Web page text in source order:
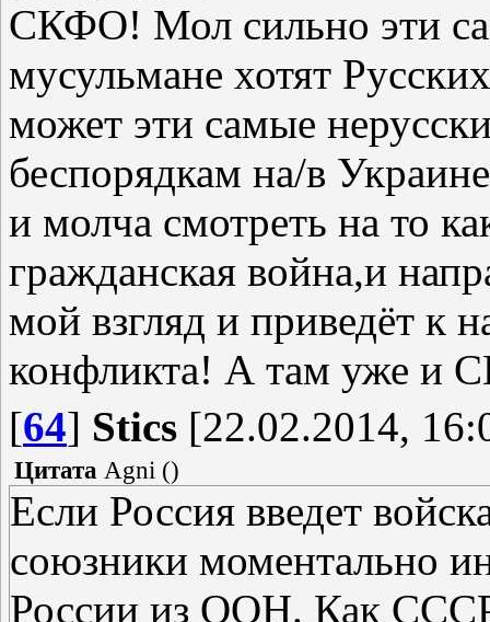
СКФО! Мол сильно эти
мусульмане хотят
может эти самые
беспорядкам на/в
и молча смотреть на то
гражданская война,и
мой взгляд и приведёт к
конфликта! А там уже и
[64] Stics [22.02.2014,
Цитата Agni ()
Если Россия введет
союзники моментально
России из ООН. Как